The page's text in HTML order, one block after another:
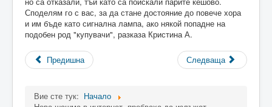
Споделям го с вас, за да стане достояние до повече хора
и им бъде като сигнална лампа, ако някой попадне на
подобен род "купувачи", разказа Кристина А.
Предишна Следваща
Вие сте тук: Начало